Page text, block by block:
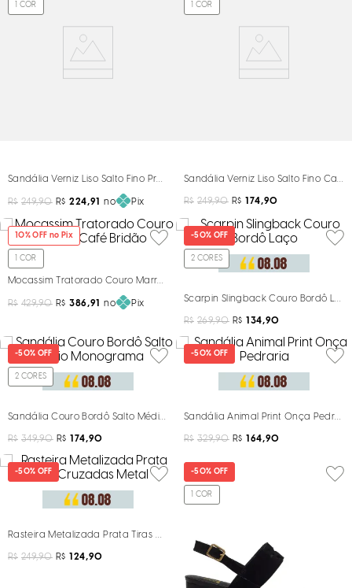
COR
Sandália Verniz Liso Salto Fino Preta
R$ 249,90 R$ 224,91 no Pix
COR
Sandália Verniz Liso Salto Fino
R$ 249,90 R$ 174,90
10% OFF no Pix
COR
Mocassim Tratorado Couro Marrom Café Bridão
R$ 429,90 R$ 386,91 no Pix
-50% OFF
2 CORES
Scarpin Slingback Couro Bordô
R$ 269,90 R$ 134,90
-50% OFF
2 CORES
Sandália Couro Bordô Salto Médio Monograma
R$ 349,90 R$ 174,90
-50% OFF
Sandália Animal Print Onça
R$ 329,90 R$ 164,90
-50% OFF
Rasteira Metalizada Prata Tiras Cruzadas Metal
R$ 249,90 R$ 124,90
-50% OFF
COR